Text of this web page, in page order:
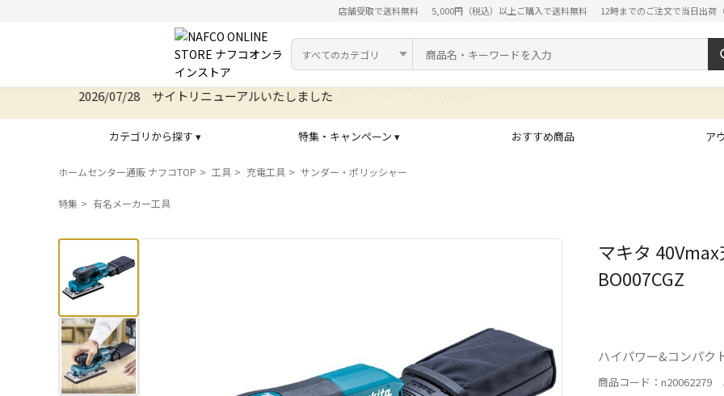
店舗受取で送料無料 5,000円（税込）以上ご購入で送料無料 12時までのご注文で当日出荷（
カテゴリ
検索キーワード
2026/07/28 サイトリニューアルいたしました
カテゴリから探す ▾ 特集・キャンペーン ▾ おすすめ商品 ア
ホームセンター通販 ナフコTOP 工具 充電工具 サンダー・ポリッシャー
特集 有名メーカー工具
マキタ
BO007CGZ
ハイパワー&コンパク
商品コード：n20062279